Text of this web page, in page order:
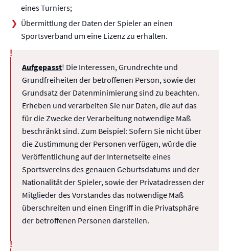
eines Turniers;
Übermittlung der Daten der Spieler an einen
Sportsverband um eine Lizenz zu erhalten.
Aufgepasst! Die Interessen, Grundrechte und
Grundfreiheiten der betroffenen Person, sowie der
Grundsatz der Datenminimierung sind zu beachten.
Erheben und verarbeiten Sie nur Daten, die auf das
für die Zwecke der Verarbeitung notwendige Maß
beschränkt sind. Zum Beispiel: Sofern Sie nicht über
die Zustimmung der Personen verfügen, würde die
Veröffentlichung auf der Internetseite eines
Sportsvereins des genauen Geburtsdatums und der
Nationalität der Spieler, sowie der Privatadressen der
Mitglieder des Vorstandes das notwendige Maß
überschreiten und einen Eingriff in die Privatsphäre
der betroffenen Personen darstellen.